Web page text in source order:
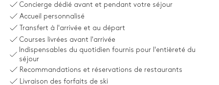
Professionnelle
Réfrigérateur
Cafetière à dosette
Nespresso
Cafetière à filtre
Îlot central
Hotte
Grille pain
Concierge dédié avant et pendant votre séjour
Accueil personnalisé
Transfert à l'arrivée et au départ
Courses livrées avant l'arrivée
Indispensables du quotidien fournis pour l'entièreté du
séjour
Recommandations et réservations de restaurants
Livraison des forfaits de ski